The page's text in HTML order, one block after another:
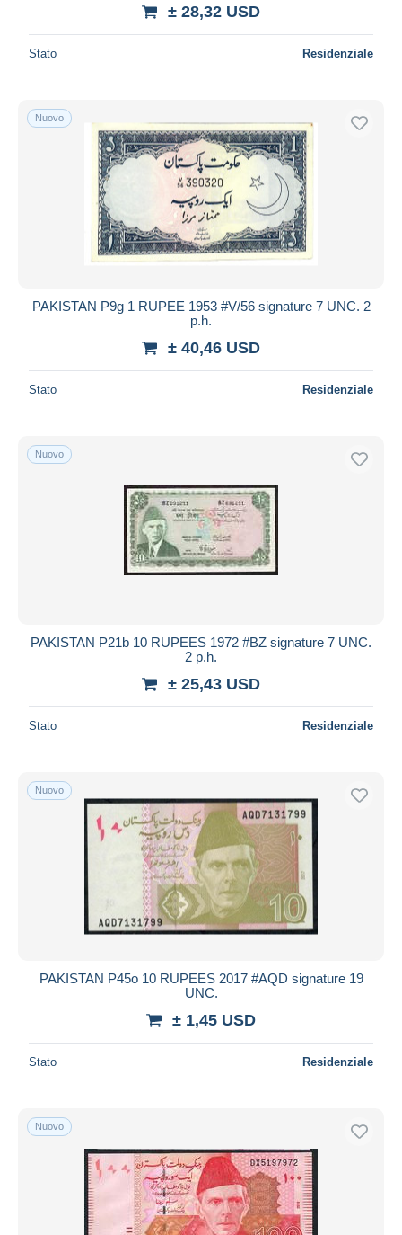
± 28,32 USD
Stato Residenziale
Nuovo
PAKISTAN P9g 1 RUPEE 1953 #V/56 signature 7 UNC. 2
p.h.
± 40,46 USD
Stato Residenziale
Nuovo
PAKISTAN P21b 10 RUPEES 1972 #BZ signature 7 UNC.
2 p.h.
± 25,43 USD
Stato Residenziale
Nuovo
PAKISTAN P45o 10 RUPEES 2017 #AQD signature 19
UNC.
± 1,45 USD
Stato Residenziale
Nuovo